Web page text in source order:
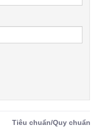
Tiêu chuẩn/Quy chuẩn